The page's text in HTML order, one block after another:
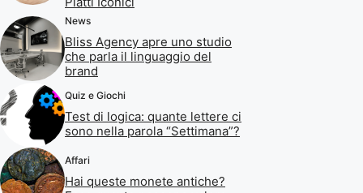
News
Bliss Agency apre uno studio
che parla il linguaggio del
brand
Quiz e Giochi
Test di logica: quante lettere ci
sono nella parola “Settimana”?
Affari
Hai queste monete antiche?